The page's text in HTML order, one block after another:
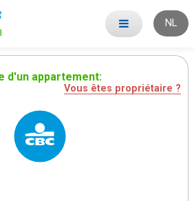
NL
d'un appartement:
Vous êtes propriétaire ?